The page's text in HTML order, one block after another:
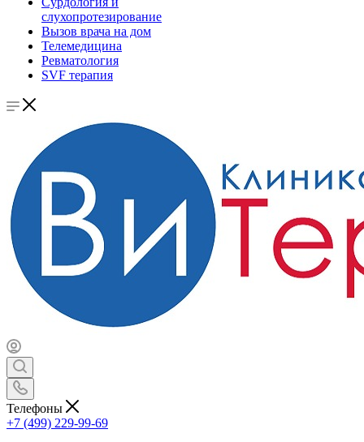
слухопротезирование
Вызов врача на дом
Телемедицина
Ревматология
SVF терапия
Телефоны
+7 (499) 229-99-69